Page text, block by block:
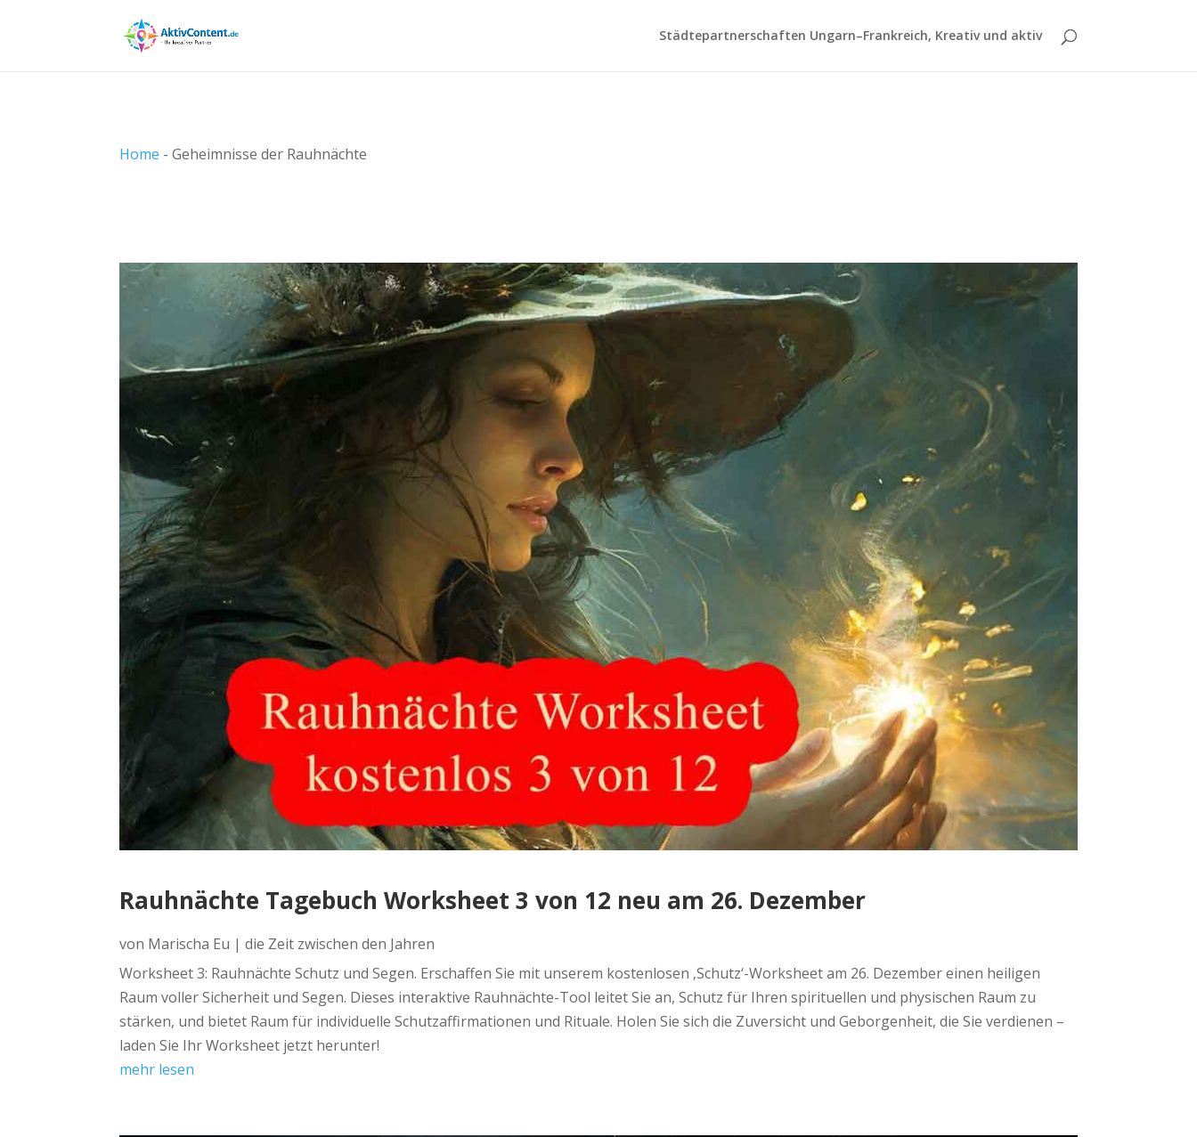
Städtepartnerschaften Ungarn–Frankreich, Kreativ und aktiv
Home -Geheimnisse der Rauhnächte
Rauhnächte Tagebuch Worksheet 3 von 12 neu am 26. Dezember
von Marischa Eu |die Zeit zwischen den Jahren
Worksheet 3: Rauhnächte Schutz und Segen. Erschaffen Sie mit unserem kostenlosen ‚Schutz‘-Worksheet am 26. Dezember einen heiligen
Raum voller Sicherheit und Segen. Dieses interaktive Rauhnächte-Tool leitet Sie an, Schutz für Ihren spirituellen und physischen Raum zu
stärken, und bietet Raum für individuelle Schutzaffirmationen und Rituale. Holen Sie sich die Zuversicht und Geborgenheit, die Sie verdienen –
laden Sie Ihr Worksheet jetzt herunter!
mehr lesen